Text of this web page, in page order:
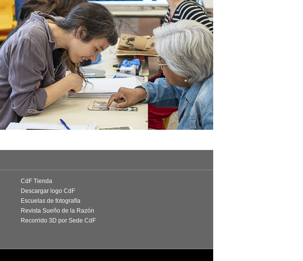
CdF Tienda
Descargar logo CdF
Escuelas de fotografía
Revista Sueño de la Razón
Recorrido 3D por Sede CdF